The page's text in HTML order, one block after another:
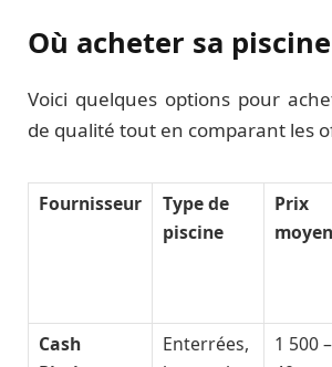
Où acheter sa
Voici quelques options pour
de qualité tout en comparant les
Fournisseur
Type de
piscine
Prix
moyen
Cash
Enterrées,
1 500 –